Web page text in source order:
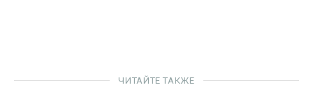
ЧИТАЙТЕ ТАКЖЕ